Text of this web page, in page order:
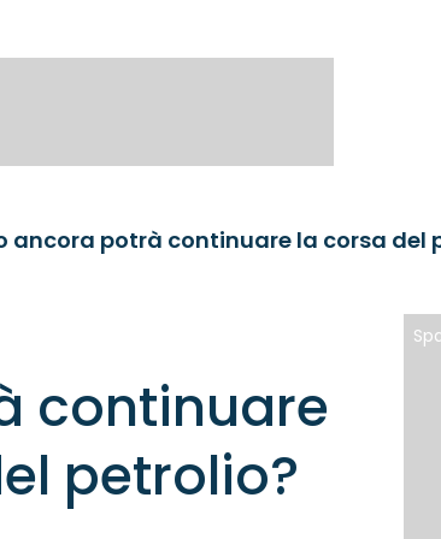
ancora potrà continuare la corsa del
continuare
petrolio?